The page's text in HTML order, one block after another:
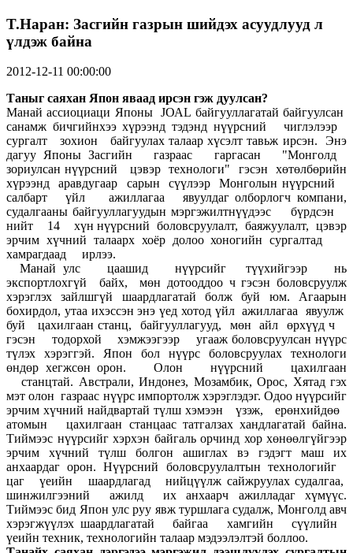
T.Hаран: Засгийн газрын шийдэх асуудлууд л
үлдэж байна
2012-12-11 00:00:00
Таныг саяхан Япон яваад ирсэн гэж дуулсан?
Манай ассиоциаци Японы JОАL байгууллагатай байгуулсан
санамж бичгийнхээ хүрээнд тэдэнд нүүрсний чиглэлээр
сургалт зохион байгуулах талаар хүсэлт тавьж ирсэн. Энэ
дагуу Японы Засгийн газраас гаргасан "Монголд
зориулсан нүүрсний цэвэр технологи" гэсэн хөтөлбөрийн
хүрээнд аравдугаар сарын сүүлээр Монголын нүүрсний
салбарт үйл ажиллагаа явуулдаг олборлогч компани,
судалгааны байгууллагуудын мэргэжилтнүүдээс бүрдсэн
нийт 14 хүн нүүрсний боловсруулалт, баяжуулалт, цэвэр
эрчим хүчний талаарх хоёр долоо хоногийн сургалтад
хамрагдаад ирлээ.
Манай улс цаашид нүүрсийг түүхийгээр нь
экспортлохгүй байх, мөн дотооддоо ч гэсэн боловсруулж
хэрэглэх зайлшгүй шаардлагатай болж буй юм. Агаарын
бохирдол, утаа ихэссэн энэ үед хотод үйл ажиллагаа явуулж
буй цахилгаан станц, байгууллагууд, мөн айл өрхүүд ч
гэсэн тодорхой хэмжээгээр угааж боловсруулсан нүүрс
түлэх хэрэггэй. Япон бол нүүрс боловсруулах технологи
өндөр хегжсөн орон. Олон нүүрсний цахилгаан
станцтай. Австрали, Индонез, Мозамбик, Орос, Хятад гэх
мэт олон газраас нүүрс импортолж хэрэглэдэг. Одоо нүүрсийг
эрчим хүчний найдвартай түлш хэмээн үзэж, ерөнхийдөө
атомын цахилгаан станцаас татгалзах хандлагатай байна.
Тиймээс нүүрсийг хэрхэн байгаль орчинд хор хөнөөлгүйгээр
эрчим хүчний түлш болгон ашиглах вэ гэдэгт маш их
анхаардаг орон. Нүүрсний боловсруулалтын технологийг
цаг үеийн шаардлагад нийцүүлж сайжруулах судалгаа,
шинжилгээний ажилд их анхаарч ажилладаг хүмүүс.
Тиймээс бид Япон улс руу явж туршлага судалж, Монголд авч
хэрэгжүүлэх шаардлагатай байгаа хамгийн сүүлийн
үеийн техник, технологийн талаар мэдээлэлтэй боллоо.